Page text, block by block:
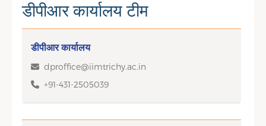
डीपीआर कार्यालय टीम
डीपीआर कार्यालय
dproffice@iimtrichy.ac.in
+91-431-2505039